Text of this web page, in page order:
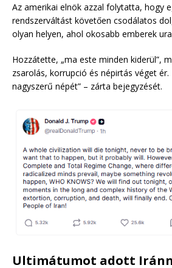
Az amerikai elnök azzal folytatta, hogy
rendszerváltást követően csodálatos
olyan helyen, ahol okosabb emberek
Hozzátette, „ma este minden kiderül”,
zsarolás, korrupció és népirtás véget
nagyszerű népét” – zárta bejegyzését.
Ultimátumot adott